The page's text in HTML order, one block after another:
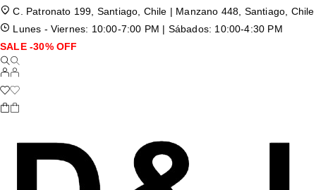
C. Patronato 199, Santiago, Chile | Manzano 448, Santiago, Chile
Lunes - Viernes: 10:00-7:00 PM | Sábados: 10:00-4:30 PM
SALE -30% OFF